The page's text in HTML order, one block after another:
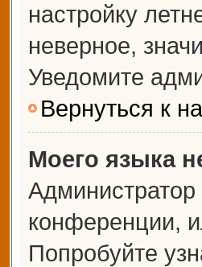
настройку
неверное,
Уведомите
Вернуться к
Моего языка
конференции,
Попробуйте